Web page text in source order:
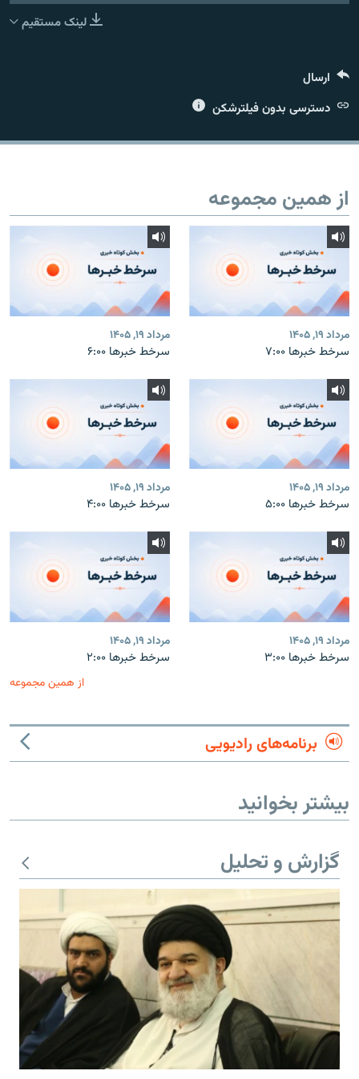
لینک مستقیم
ارسال
دسترسی بدون فیلترشکن
از همین مجموعه
مرداد ۱۹, ۱۴۰۵
سرخط خبرها ۷:۰۰
مرداد ۱۹, ۱۴۰۵
سرخط خبرها ۶:۰۰
مرداد ۱۹, ۱۴۰۵
سرخط خبرها ۵:۰۰
مرداد ۱۹, ۱۴۰۵
سرخط خبرها ۴:۰۰
مرداد ۱۹, ۱۴۰۵
سرخط خبرها ۳:۰۰
مرداد ۱۹, ۱۴۰۵
سرخط خبرها ۲:۰۰
از همین مجموعه
برنامه‌های رادیویی
بیشتر بخوانید
گزارش و تحلیل